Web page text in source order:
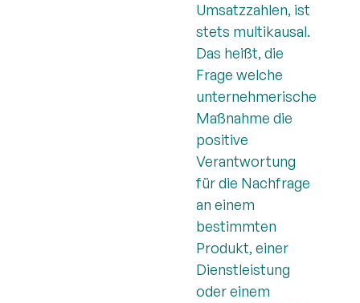
Umsatzzahlen, ist
stets multikausal.
Das heißt, die
Frage welche
unternehmerische
Maßnahme die
positive
Verantwortung
für die Nachfrage
an einem
bestimmten
Produkt, einer
Dienstleistung
oder einem